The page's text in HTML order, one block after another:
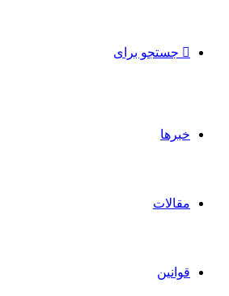
جستجو برای
خبرها
مقالات
قوانین